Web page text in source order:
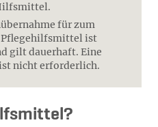
für zum
Pflegehilfsmittel ist
gilt dauerhaft. Eine
nicht erforderlich.